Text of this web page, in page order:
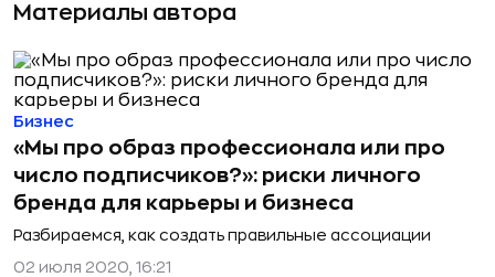
Материалы автора
«Мы про образ профессионала или про
число подписчиков?»: риски личного
бренда для карьеры и бизнеса
Разбираемся, как создать правильные ассоциации
Бизнес
02 июля 2020, 16:21